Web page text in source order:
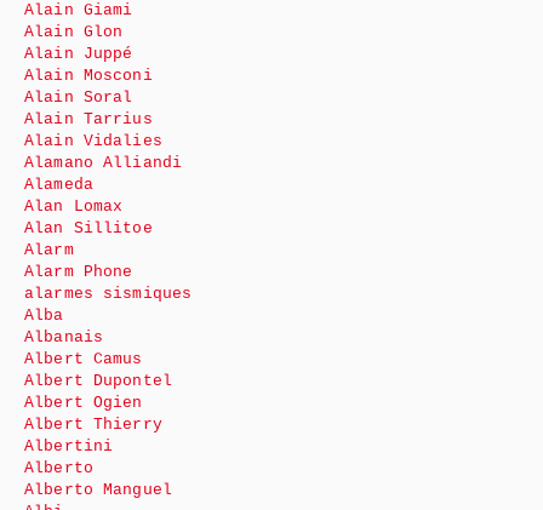
Alain Giami
Alain Glon
Alain Juppé
Alain Mosconi
Alain Soral
Alain Tarrius
Alain Vidalies
Alamano Alliandi
Alameda
Alan Lomax
Alan Sillitoe
Alarm
Alarm Phone
alarmes sismiques
Alba
Albanais
Albert Camus
Albert Dupontel
Albert Ogien
Albert Thierry
Albertini
Alberto
Alberto Manguel